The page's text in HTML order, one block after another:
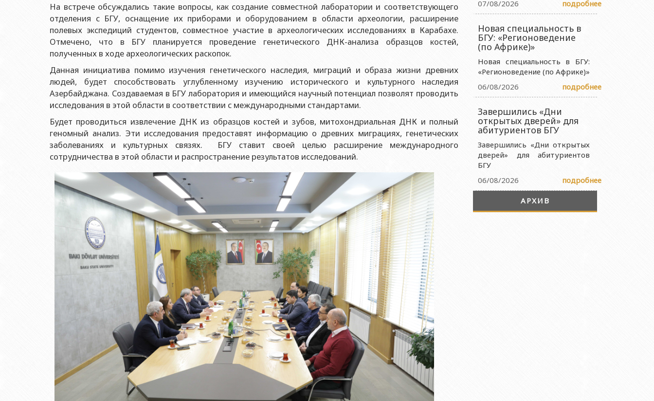
Выпускники БГУ
Почетные доктора
Образование в БГУ
Перечень специальностей
Знаменательные даты в истории БГУ
Учебно-методический совет
Отдел протокола
Служба психологической помощи БГУ
Культурно-творческий центр
Спортивно-оздоровительный центр
Университетская газета
Издательство
Геологический факультет
Филологический факультет
Исторический факультет
Факультет международных отношений и экономика
Юридический факультет
Факультет Журналистики
Факультет библиотековедения-информации
Факультет востоковедения
Факультет Теология
Факультет социальные науки и психология
Юридическое лицо публичного права Институт физики Министерства науки и образования Азербайджанской Республики
Юридическое лицо публичного права Институт математики Министерства науки и образования Азербайджанской Республики
Юридическое лицо публичного права Институт химии Министерства науки и образования Азербайджанской Республики
Юридическое лицо публичного права Институт молекулярной биологии Министерства науки и образования Азербайджанской
Республики
На встрече обсуждались такие вопросы, как создание совместной лаборатории и соответствующего
отделения с БГУ, оснащение их приборами и оборудованием в области археологии, расширение
полевых экспедиций студентов, совместное участие в археологических исследованиях в Карабахе.
Отмечено, что в БГУ планируется проведение генетического ДНК-анализа образцов костей,
полученных в ходе археологических раскопок.
Данная инициатива помимо изучения генетического наследия, миграций и образа жизни древних
людей, будет способствовать углубленному изучению исторического и культурного наследия
Азербайджана. Создаваемая в БГУ лаборатория и имеющийся научный потенциал позволят проводить
исследования в этой области в соответствии с международными стандартами.
Будет проводиться извлечение ДНК из образцов костей и зубов, митохондриальная ДНК и полный
геномный анализ. Эти исследования предоставят информацию о древних миграциях, генетических
заболеваниях и культурных связях. БГУ ставит своей целью расширение международного
сотрудничества в этой области и распространение результатов исследований.
07/08/2026
подробнее
Новая специальность в
БГУ: «Регионоведение
(по Африке)»
Новая специальность в БГУ:
«Регионоведение (по Африке)»
06/08/2026
подробнее
Завершились «Дни
открытых дверей» для
абитуриентов БГУ
Завершились «Дни открытых
дверей» для абитуриентов
БГУ
06/08/2026
подробнее
АРХИВ